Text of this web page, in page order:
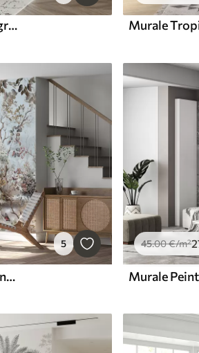
Murale Arbres en arrière-plan du grunge
5
Murale Chinoiserie Plantes et paons de style chinois
45.00€/m²